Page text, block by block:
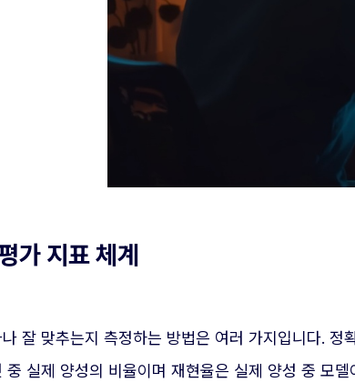
가 지표 체계
잘 맞추는지 측정하는 방법은 여러 가지입니다.
중 실제 양성의 비율이며 재현율은 실제 양성 중 모